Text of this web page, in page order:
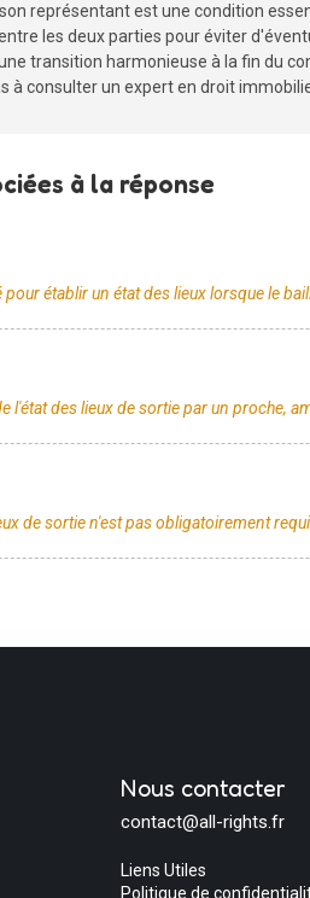
représentant est une condition
les deux parties pour éviter
transition harmonieuse à la fin du
à consulter un expert en droit
à la réponse
Nous contacter
contact@all-rights.fr
Liens Utiles
Politique de